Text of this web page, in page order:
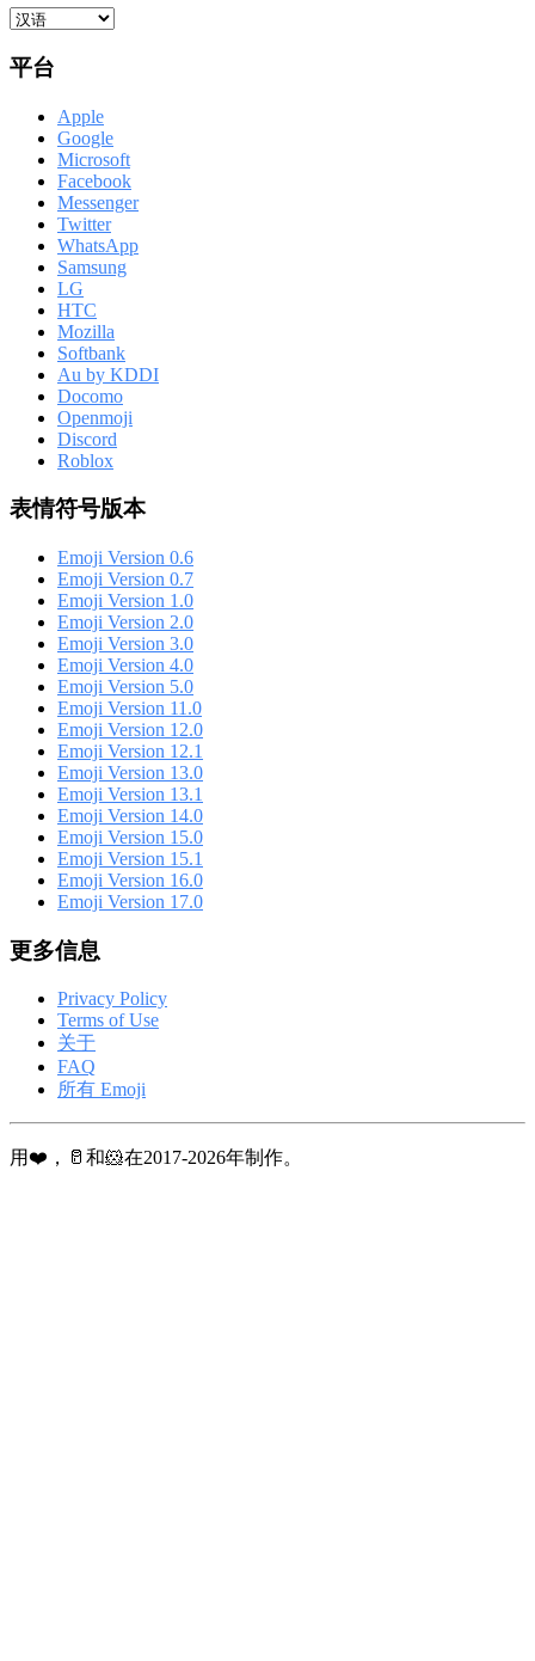
平台
Apple
Google
Microsoft
Facebook
Messenger
Twitter
WhatsApp
Samsung
LG
HTC
Mozilla
Softbank
Au by KDDI
Docomo
Openmoji
Discord
Roblox
表情符号版本
Emoji Version 0.6
Emoji Version 0.7
Emoji Version 1.0
Emoji Version 2.0
Emoji Version 3.0
Emoji Version 4.0
Emoji Version 5.0
Emoji Version 11.0
Emoji Version 12.0
Emoji Version 12.1
Emoji Version 13.0
Emoji Version 13.1
Emoji Version 14.0
Emoji Version 15.0
Emoji Version 15.1
Emoji Version 16.0
Emoji Version 17.0
更多信息
Privacy Policy
Terms of Use
关于
FAQ
所有 Emoji
用❤️，🥛和🐹在2017-2026年制作。